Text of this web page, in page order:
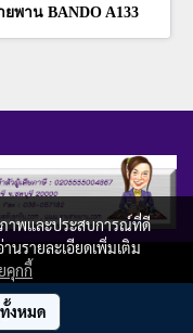
ยพาน BANDO A133
ภาพและประสบการณ์ที่ดี
นรายละเอียดเพิ่มเติม
คุกกี้
งหมด